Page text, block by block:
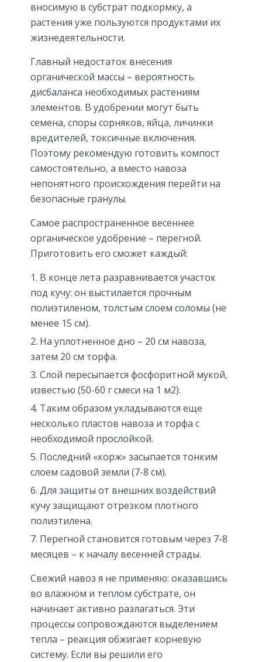
вносимую в субстрат подкормку, а
растения уже пользуются продуктами их
жизнедеятельности.
Главный недостаток внесения
органической массы – вероятность
дисбаланса необходимых растениям
элементов. В удобрении могут быть
семена, споры сорняков, яйца, личинки
вредителей, токсичные включения.
Поэтому рекомендую готовить компост
самостоятельно, а вместо навоза
непонятного происхождения перейти на
безопасные гранулы.
Самое распространенное весеннее
органическое удобрение – перегной.
Приготовить его сможет каждый:
В конце лета разравнивается участок
под кучу: он выстилается прочным
полиэтиленом, толстым слоем соломы (не
менее 15 см).
На уплотненное дно – 20 см навоза,
затем 20 см торфа.
Слой пересыпается фосфоритной мукой,
известью (50-60 г смеси на 1 м2).
Таким образом укладываются еще
несколько пластов навоза и торфа с
необходимой прослойкой.
Последний «корж» засыпается тонким
слоем садовой земли (7-8 см).
Для защиты от внешних воздействий
кучу защищают отрезком плотного
полиэтилена.
Перегной становится готовым через 7-8
месяцев – к началу весенней страды.
Свежий навоз я не применяю: оказавшись
во влажном и теплом субстрате, он
начинает активно разлагаться. Эти
процессы сопровождаются выделением
тепла – реакция обжигает корневую
систему. Если вы решили его